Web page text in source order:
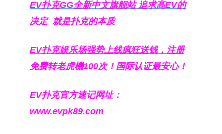
EV扑克GG全新中文旗舰站追求高EV的
决定 就是扑克的本质
EV扑克娱乐场强势上线疯狂送钱，注册
免费转老虎機100次！国际认证最安心！
EV扑克官方速记网址：
www.evpk89.com